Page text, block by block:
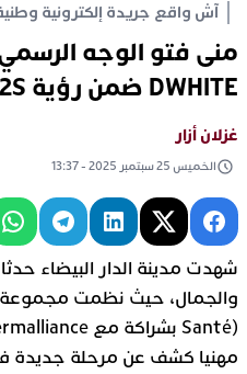
آش واقع جريدة إلكترونية وطنية
DWHITE ضمن رؤية A2S العالمية
غزلان أزار
الخميس 25 سبتمبر 2025 - 13:37
شهدت مدينة الدار البيضاء
مهنيا كشف عن مرحلة جديدة